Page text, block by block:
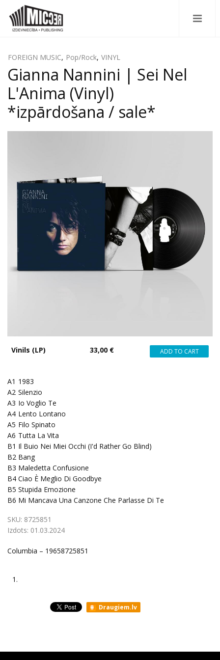
FOREIGN MUSIC, Pop/Rock, VINYL
Gianna Nannini | Sei Nel
L'Anima (Vinyl)
*izpārdošana / sale*
Vinils (LP) 33,00 €
A1 1983
A2 Silenzio
A3 Io Voglio Te
A4 Lento Lontano
A5 Filo Spinato
A6 Tutta La Vita
B1 Il Buio Nei Miei Occhi (I'd Rather Go Blind)
B2 Bang
B3 Maledetta Confusione
B4 Ciao È Meglio Di Goodbye
B5 Stupida Emozione
B6 Mi Mancava Una Canzone Che Parlasse Di Te
SKU: 8725851
Izdots: 01.03.2024
Columbia – 19658725851
1.
Draugiem.lv